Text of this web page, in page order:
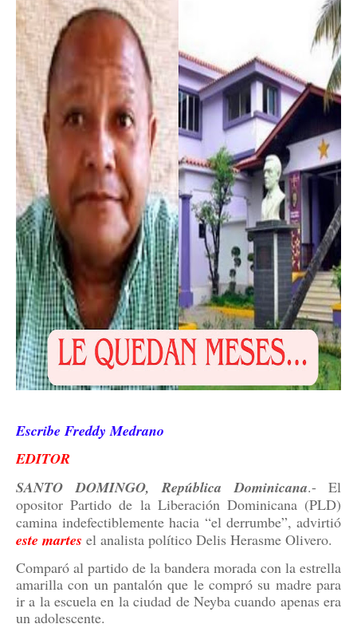
Escribe Freddy Medrano
EDITOR
SANTO DOMINGO, República Dominicana.- El
opositor Partido de la Liberación Dominicana (PLD)
camina indefectiblemente hacia “el derrumbe”, advirtió
este martes el analista político Delis Herasme Olivero.
Comparó al partido de la bandera morada con la estrella
amarilla con un pantalón que le compró su madre para
ir a la escuela en la ciudad de Neyba cuando apenas era
un adolescente.